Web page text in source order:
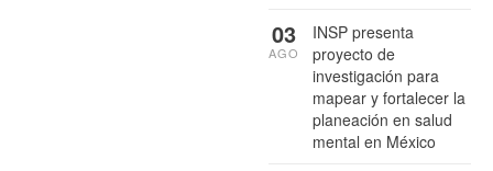
INSP presenta
proyecto de
investigación para
mapear y fortalecer la
planeación en salud
mental en México
03
AGO